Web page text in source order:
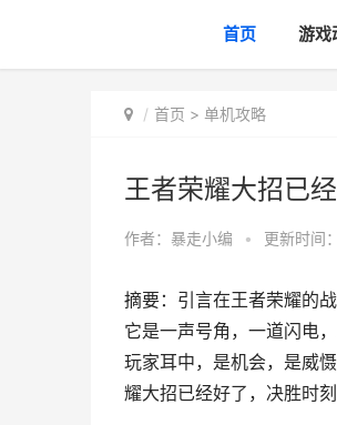
首页 游戏
首页 > 单机攻略
王者荣耀大招已
作者： 暴走小编 • 更新时间
摘要：引言在王者荣耀的
它是一声号角，一道闪电
玩家耳中，是机会，是威
耀大招已经好了，决胜时